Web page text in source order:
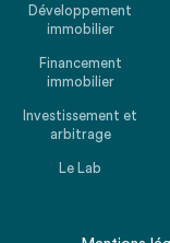
Développement
immobilier
Financement
immobilier
Investissement et
arbitrage
Le Lab